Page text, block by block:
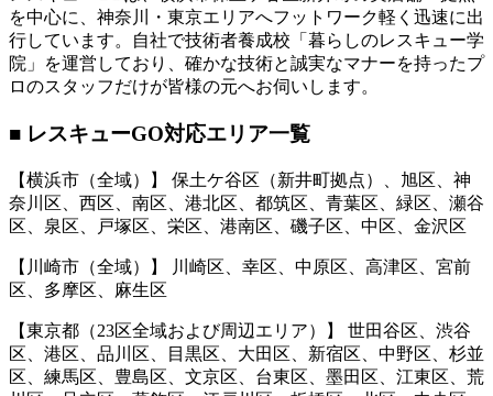
を中心に、神奈川・東京エリアへフットワーク軽く迅速に出
行しています。自社で技術者養成校「暮らしのレスキュー学
院」を運営しており、確かな技術と誠実なマナーを持ったプ
ロのスタッフだけが皆様の元へお伺いします。
■ レスキューGO対応エリア一覧
【横浜市（全域）】 保土ケ谷区（新井町拠点）、旭区、神
奈川区、西区、南区、港北区、都筑区、青葉区、緑区、瀬谷
区、泉区、戸塚区、栄区、港南区、磯子区、中区、金沢区
【川崎市（全域）】 川崎区、幸区、中原区、高津区、宮前
区、多摩区、麻生区
【東京都（23区全域および周辺エリア）】 世田谷区、渋谷
区、港区、品川区、目黒区、大田区、新宿区、中野区、杉並
区、練馬区、豊島区、文京区、台東区、墨田区、江東区、荒